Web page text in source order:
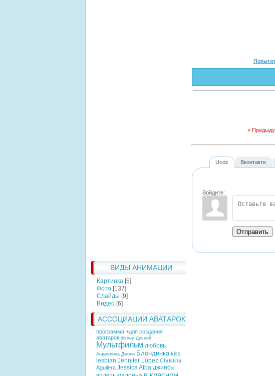
ВИДЫ АНИМАЦИИ
Картинка [5]
Фото [137]
Слайды [9]
Видео [6]
АССОЦИАЦИИ АВАТАРОК
программа +для создания
аватарок disney Дисней
Мультфильм любовь
Анджелина Джоли Блондинка kiss
lesbian Jennifer Lopez Christina
Aguilera Jessica Alba джинсы
«
Ucoz
Войдите:
Отправить
Вконтакте